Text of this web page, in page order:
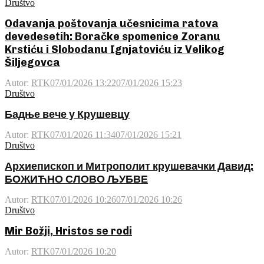
Društvo
Odavanja poštovanja učesnicima ratova
devedesetih: Boračke spomenice Zoranu
Krstiću i Slobodanu Ignjatoviću iz Velikog
Šiljegovca
Autor: RTK07/01/2026 13:2207/01/2026 15:23
Društvo
Бадње вече у Крушевцу
Autor: RTK07/01/2026 11:3407/01/2026 15:21
Društvo
Архиепископ и Митрополит крушевачки Давид:
БОЖИЋНО СЛОВО ЉУБВЕ
Autor: RTK07/01/2026 10:2607/01/2026 10:26
Društvo
Mir Božji, Hristos se rodi
Autor: RTK07/01/2026 10:20